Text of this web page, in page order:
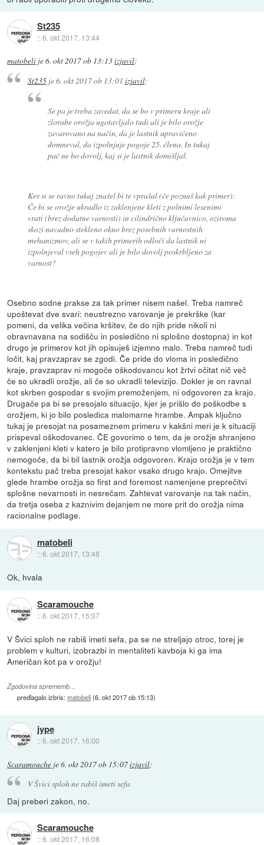
St235
::6. okt 2017, 13:44
matobeli je6. okt 2017 ob 13:13izjavil:
St235je6. okt 2017 ob 13:01 izjavil:
Se pa je treba zavedat, da se bo v primeru kraje ali
zlorabe orožja ugotavljalo tudi ali je bilo orožje
zavarovano na način, da je lastnik upravičeno
domneval, da izpolnjuje pogoje 25. člena. In tukaj
pač ne bo dovolj, kaj si je lastnik domišljal.
Ker si se ravno tukaj znašel bi te vprašal (če poznaš kak primer):
Če bi se orožje ukradlo iz zaklenjene kleti z polnimi lesenimi
vrati (brez dodatne varnosti) in cilindrično ključavnico, oziroma
skozi navadno stekleno okno brez posebnih varnostnih
mehanizmov, ali se v takih primerih odloči da lastnik ni
izpolnjeval vseh pogojev ali je bilo dovolj poskrbljeno za
varnost?
Osebno sodne prakse za tak primer nisem našel. Treba namreč
upoštevat dve svari: neustrezno varovanje je prekrške (kar
pomeni, da velika večina kršitev, če do njih pride nikoli ni
obravnavana na sodišču in posledično ni splošno dostopna) in kot
drugo je primerov kot jih opisuješ izjemno malo. Treba namreč tudi
ločit, kaj pravzaprav se zgodi. Če pride do vloma in posledično
kraje, pravzaprav ni mogoče oškodovancu kot žrtvi očitat nič več
če so ukradli orožje, ali če so ukradli televizijo. Dokler je on ravnal
kot skrben gospodar s svojim premoženjem, ni odgovoren za krajo.
Drugače pa bi se presojalo situacijo, kjer je prišlo do poškodbe s
orožjem, ki jo bilo posledica malomarne hrambe. Ampak ključno
tukaj je presojat na posameznem primeru v kakšni meri je k situaciji
prispeval oškodovanec. ČE govorimo o tem, da je orožje shranjeno
v zaklenjeni kleti v katero je bilo protipravno vlomljeno je praktično
nemogoče, da bi bil lastnik orožja odgovoren. Krajo orožja je v tem
kontekstu pač treba presojat kakor vsako drugo krajo. Omejitve
glede hrambe orožja so first and foremost namenjene preprečitvi
splošne nevarnosti in nesrečam. Zahtevat varovanje na tak način,
da tretja oseba z kaznivim dejanjem ne more prit do orožja nima
racionalne podlage.
matobeli
::6. okt 2017, 13:48
Ok, hvala
Scaramouche
::6. okt 2017, 15:07
V Švici sploh ne rabiš imeti sefa, pa se ne streljajo otroc, torej je
problem v kulturi, izobrazbi in mentaliteti kavboja ki ga ima
Američan kot pa v orožju!
Zgodovina sprememb…
predlagalo izbris:matobeli(6. okt 2017 ob 15:13)
jype
::6. okt 2017, 16:00
Scaramouche je6. okt 2017 ob 15:07izjavil:
V Švici sploh ne rabiš imeti sefa
Daj preberi zakon, no.
Scaramouche
::6. okt 2017, 16:08